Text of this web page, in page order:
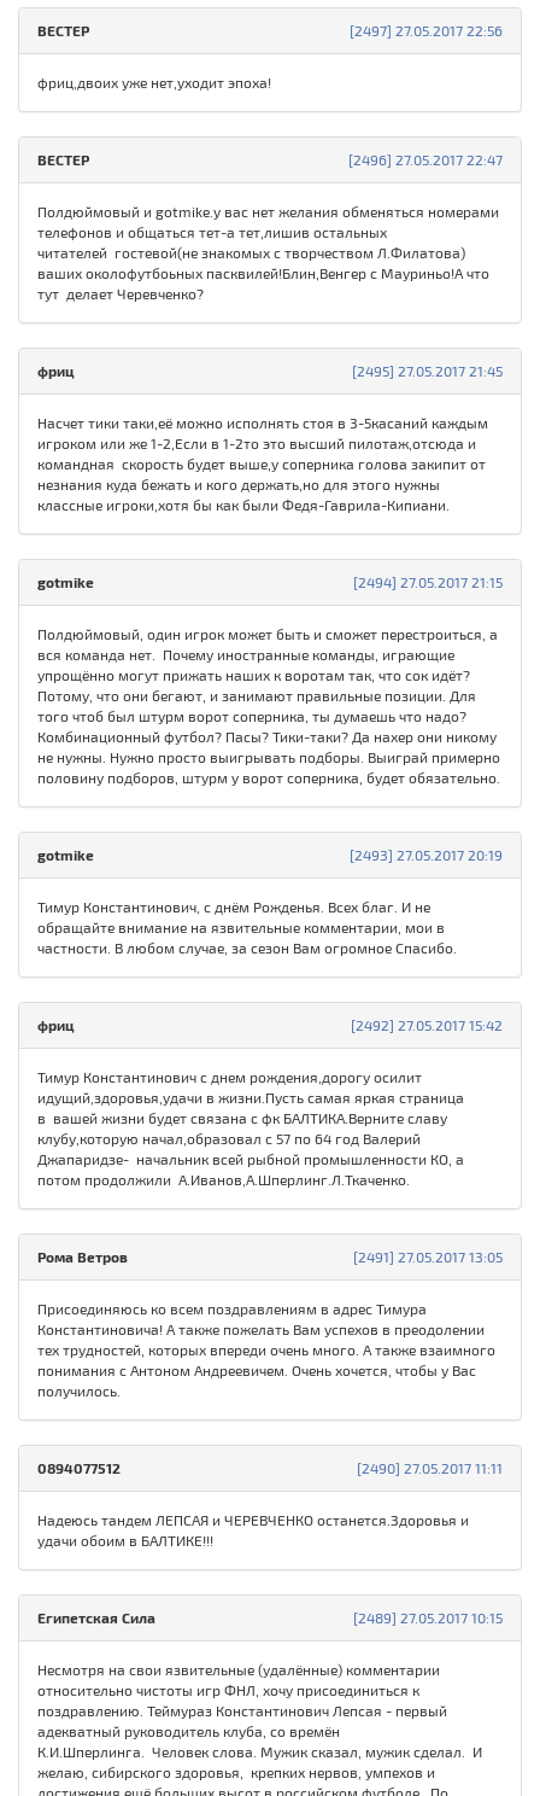
[2497] 27.05.2017 22:56
ВЕСТЕР
фриц,двоих уже нет,уходит эпоха!
[2496] 27.05.2017 22:47
ВЕСТЕР
Полдюймовый и gotmike.у вас нет желания обменяться номерами
телефонов и общаться тет-а тет,лишив остальных
читателей гостевой(не знакомых с творчеством Л.Филатова)
ваших околофутбоьных пасквилей!Блин,Венгер с Мауриньо!А что
тут делает Черевченко?
[2495] 27.05.2017 21:45
фриц
Насчет тики таки,её можно исполнять стоя в 3-5касаний каждым
игроком или же 1-2,Если в 1-2то это высший пилотаж,отсюда и
командная скорость будет выше,у соперника голова закипит от
незнания куда бежать и кого держать,но для этого нужны
классные игроки,хотя бы как были Федя-Гаврила-Кипиани.
[2494] 27.05.2017 21:15
gotmike
Полдюймовый, один игрок может быть и сможет перестроиться, а
вся команда нет. Почему иностранные команды, играющие
упрощённо могут прижать наших к воротам так, что сок идёт?
Потому, что они бегают, и занимают правильные позиции. Для
того чтоб был штурм ворот соперника, ты думаешь что надо?
Комбинационный футбол? Пасы? Тики-таки? Да нахер они никому
не нужны. Нужно просто выигрывать подборы. Выиграй примерно
половину подборов, штурм у ворот соперника, будет обязательно.
[2493] 27.05.2017 20:19
gotmike
Тимур Константинович, с днём Рожденья. Всех благ. И не
обращайте внимание на язвительные комментарии, мои в
частности. В любом случае, за сезон Вам огромное Спасибо.
[2492] 27.05.2017 15:42
фриц
Тимур Константинович с днем рождения,дорогу осилит
идущий,здоровья,удачи в жизни.Пусть самая яркая страница
в вашей жизни будет связана с фк БАЛТИКА.Верните славу
клубу,которую начал,образовал с 57 по 64 год Валерий
Джапаридзе- начальник всей рыбной промышленности КО, а
потом продолжили А.Иванов,А.Шперлинг.Л.Ткаченко.
[2491] 27.05.2017 13:05
Рома Ветров
Присоединяюсь ко всем поздравлениям в адрес Тимура
Константиновича! А также пожелать Вам успехов в преодолении
тех трудностей, которых впереди очень много. А также взаимного
понимания с Антоном Андреевичем. Очень хочется, чтобы у Вас
получилось.
[2490] 27.05.2017 11:11
0894077512
Надеюсь тандем ЛЕПСАЯ и ЧЕРЕВЧЕНКО останется.Здоровья и
удачи обоим в БАЛТИКЕ!!!
[2489] 27.05.2017 10:15
Египетская Сила
Несмотря на свои язвительные (удалённые) комментарии
относительно чистоты игр ФНЛ, хочу присоединиться к
поздравлению. Теймураз Константинович Лепсая - первый
адекватный руководитель клуба, со времён
К.И.Шперлинга. Человек слова. Мужик сказал, мужик сделал. И
желаю, сибирского здоровья, крепких нервов, умпехов и